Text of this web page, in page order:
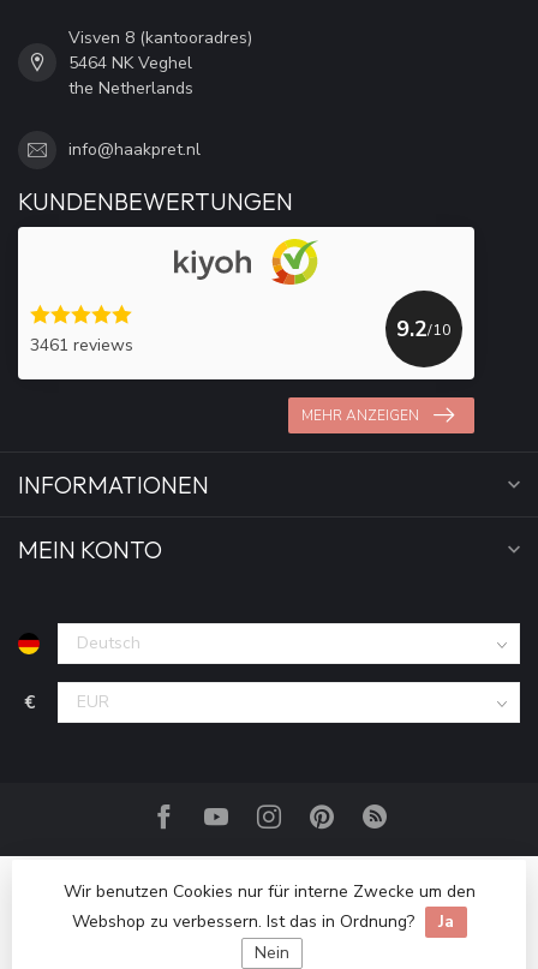
Visven 8 (kantooradres)
5464 NK Veghel
the Netherlands
info@haakpret.nl
KUNDENBEWERTUNGEN
3461 reviews
9.2/10
MEHR ANZEIGEN
INFORMATIONEN
MEIN KONTO
€
Wir benutzen Cookies nur für interne Zwecke um den
Webshop zu verbessern. Ist das in Ordnung?
Ja
Nein